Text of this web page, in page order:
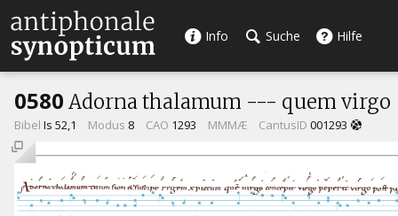
Info Suche Hilfe
0580 Adorna thalamum --- quem virgo
Bibel Is 52,1 Modus 8 CAO 1293 MMMÆ CantusID 001293